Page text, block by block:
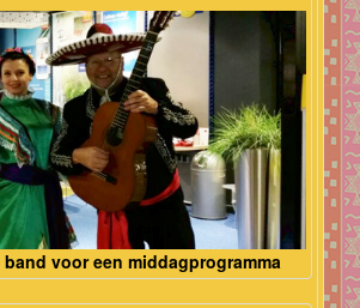
band voor een middagprogramma